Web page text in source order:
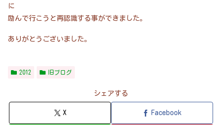
に
励んで行こうと再認識する事ができました。
ありがとうございました。
2012 旧ブログ
シェアする
X Facebook